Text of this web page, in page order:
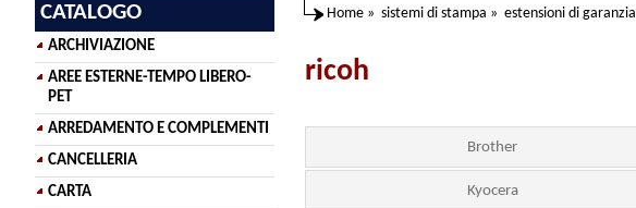
CATALOGO
ARCHIVIAZIONE
AREE ESTERNE-TEMPO LIBERO-
PET
ARREDAMENTO E COMPLEMENTI
CANCELLERIA
CARTA
Home » sistemi di stampa » estensioni di garanzia
ricoh
Brother
Kyocera